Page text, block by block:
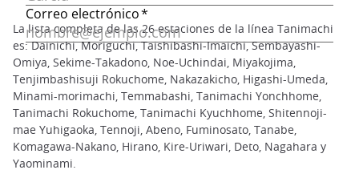
La lista completa de las 26 estaciones de la línea Tanimachi
es: Dainichi, Moriguchi, Taishibashi-Imaichi, Sembayashi-
Omiya, Sekime-Takadono, Noe-Uchindai, Miyakojima,
Tenjimbashisuji Rokuchome, Nakazakicho, Higashi-Umeda,
Minami-morimachi, Temmabashi, Tanimachi Yonchhome,
Tanimachi Rokuchome, Tanimachi Kyuchhome, Shitennoji-
mae Yuhigaoka, Tennoji, Abeno, Fuminosato, Tanabe,
Komagawa-Nakano, Hirano, Kire-Uriwari, Deto, Nagahara y
Yaominami.